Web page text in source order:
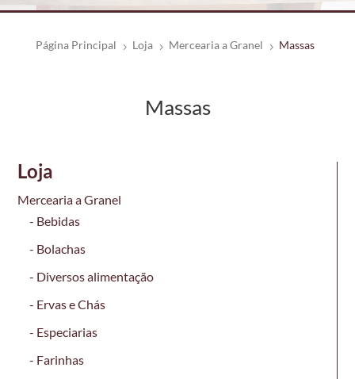
Página Principal 5 Loja 5 Mercearia a Granel 5 Massas
Massas
Loja
Mercearia a Granel
Bebidas
Bolachas
Diversos alimentação
Ervas e Chás
Especiarias
Farinhas